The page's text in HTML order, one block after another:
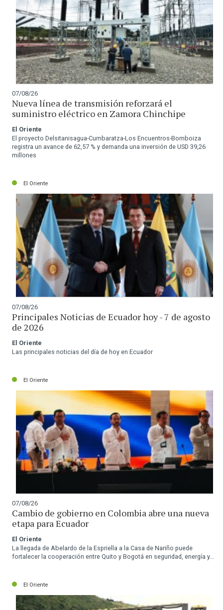
07/08/26
Nueva línea de transmisión reforzará el
suministro eléctrico en Zamora Chinchipe
El Oriente
El proyecto Delsitanisagua-Cumbaratza-Los Encuentros-Bomboiza
registra un avance de 62,57 % y demanda una inversión de USD 39,26
millones
El Oriente
07/08/26
Principales Noticias de Ecuador hoy - 7 de agosto
de 2026
El Oriente
Las principales noticias del día de hoy en Ecuador
El Oriente
07/08/26
Cambio de gobierno en Colombia abre una nueva
etapa para Ecuador
El Oriente
La llegada de Abelardo de la Espriella a la Casa de Nariño puede
fortalecer la cooperación entre Quito y Bogotá en seguridad, energía y...
El Oriente